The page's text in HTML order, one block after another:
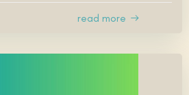
read more